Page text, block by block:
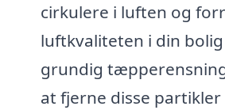
cirkulere i luften og
luftkvaliteten i din bolig
grundig
at fjerne disse